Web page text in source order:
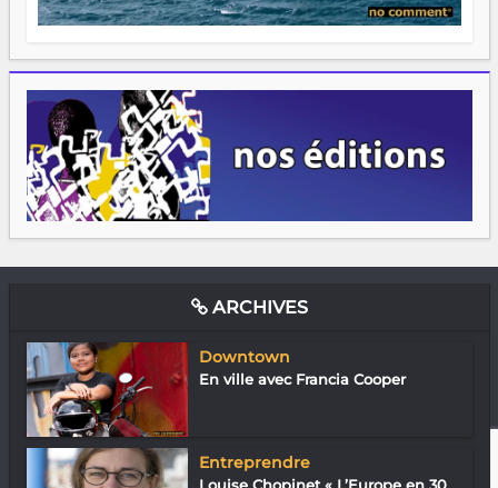
ARCHIVES
Downtown
En ville avec Francia Cooper
Entreprendre